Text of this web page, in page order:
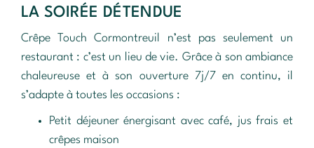
LA SOIRÉE DÉTENDUE
Crêpe Touch Cormontreuil n’est pas seulement un
restaurant : c’est un lieu de vie. Grâce à son ambiance
chaleureuse et à son ouverture 7j/7 en continu, il
s’adapte à toutes les occasions :
Petit déjeuner énergisant avec café, jus frais et
crêpes maison